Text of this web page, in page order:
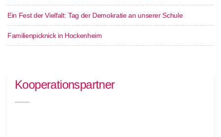
Ein Fest der Vielfalt: Tag der Demokratie an unserer Schule
Familienpicknick in Hockenheim
Kooperationspartner